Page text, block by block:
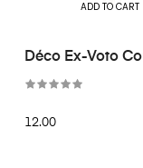
ADD TO CART
Déco Ex-Voto
Doré
12.00